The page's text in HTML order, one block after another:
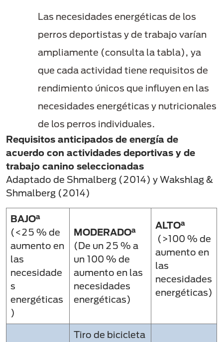
Las necesidades energéticas de los
perros deportistas y de trabajo varían
ampliamente (consulta la tabla), ya
que cada actividad tiene requisitos de
rendimiento únicos que influyen en las
necesidades energéticas y nutricionales
de los perros individuales.
Requisitos anticipados de energía de
acuerdo con actividades deportivas y de
trabajo canino seleccionadas
Adaptado de Shmalberg (2014) y Wakshlag &
Shmalberg (2014)
BAJOa
(<25 % de
aumento en
las
necesidade
s
energéticas
)
MODERADOa
(De un 25 % a
un 100 % de
aumento en las
necesidades
energéticas)
ALTOa
(>100 % de
aumento en
las
necesidades
energéticas)
Tiro de bicicleta